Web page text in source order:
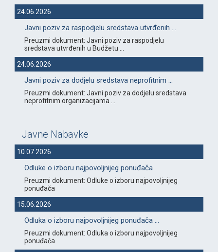
24.06.2026
Javni poziv za raspodjelu sredstava utvrđenih ...
Preuzmi dokument: Javni poziv za raspodjelu
sredstava utvrđenih u Budžetu ...
24.06.2026
Javni poziv za dodjelu sredstava neprofitnim ...
Preuzmi dokument: Javni poziv za dodjelu sredstava
neprofitnim organizacijama ...
Javne Nabavke
10.07.2026
Odluke o izboru najpovoljnijeg ponuđača
Preuzmi dokument: Odluke o izboru najpovoljnijeg
ponuđača
15.06.2026
Odluka o izboru najpovoljnijeg ponuđača ...
Preuzmi dokument: Odluka o izboru najpovoljnijeg
ponuđača